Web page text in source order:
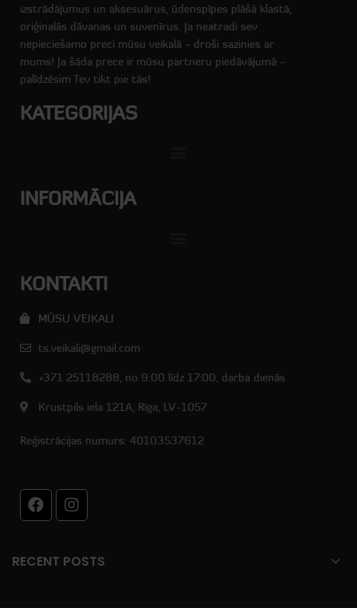
izstrādājumus un aksesuārus, ūdenspīpes plāšā klastā,
oriģinalās dāvanas un suvenīrus. Ja neatradi sev
nepieciešamo preci mūsu veikalā - droši sazinies ar
mums! Ja šāda prece ir mūsu partneru piedāvājumā -
palīdzēsim Tev tikt pie tās!
KATEGORIJAS
INFORMĀCIJA
KONTAKTI
MŪSU VEIKALI
ts.veikali@gmail.com
+371 25118288, no 9:00 līdz 17:00, darba dienās
Krustpils iela 121A, Rīga, LV-1057
Reģistrācijas numurs: 40103537612
RECENT POSTS